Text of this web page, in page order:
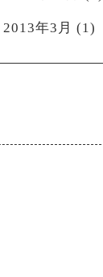
2013年3月 (1)